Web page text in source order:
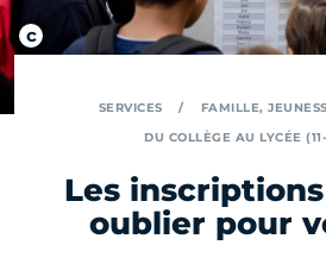
SERVICES
FAMILLE,
DU COLLÈGE AU LYCÉE
Les
oublier pour